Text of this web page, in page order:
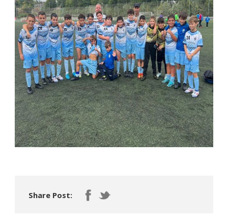
Share Post: